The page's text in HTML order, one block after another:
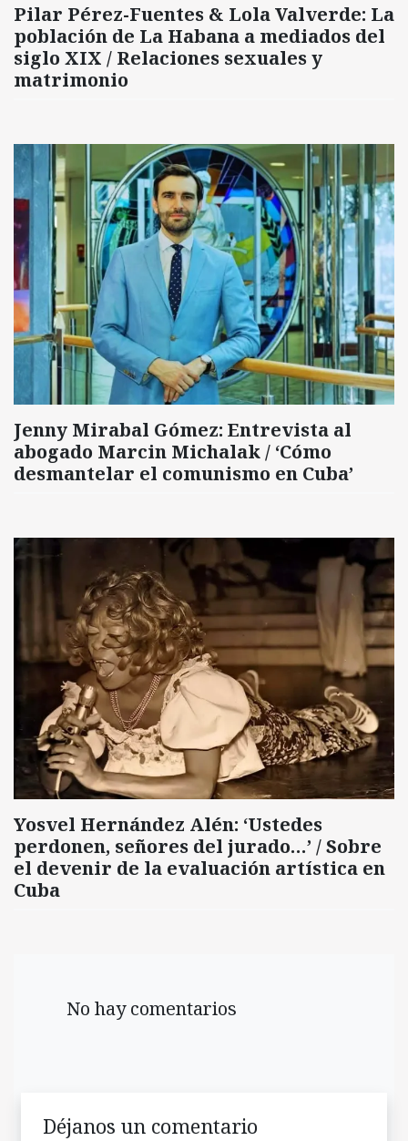
Pilar Pérez-Fuentes & Lola Valverde: La
población de La Habana a mediados del
siglo XIX / Relaciones sexuales y
matrimonio
Jenny Mirabal Gómez: Entrevista al
abogado Marcin Michalak / ‘Cómo
desmantelar el comunismo en Cuba’
Yosvel Hernández Alén: ‘Ustedes
perdonen, señores del jurado…’ / Sobre
el devenir de la evaluación artística en
Cuba
No hay comentarios
Déjanos un comentario